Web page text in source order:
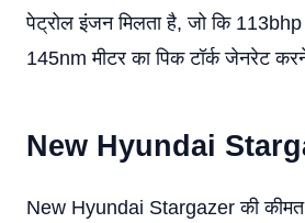
पेट्रोल इंजन मिलता है, जो कि
145nm मीटर का पिक टॉर्क जेनरेट
New Hyundai
New Hyundai Stargazer की